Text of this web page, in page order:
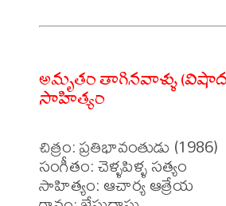
అమృతం తాగినవాళ్ళు
సాహిత్యం
చిత్రం: ప్రతిభావంతుడు (1986)
సంగీతం: చెళ్ళపిళ్ళ సత్యం
సాహిత్యం: ఆచార్య ఆత్రేయ